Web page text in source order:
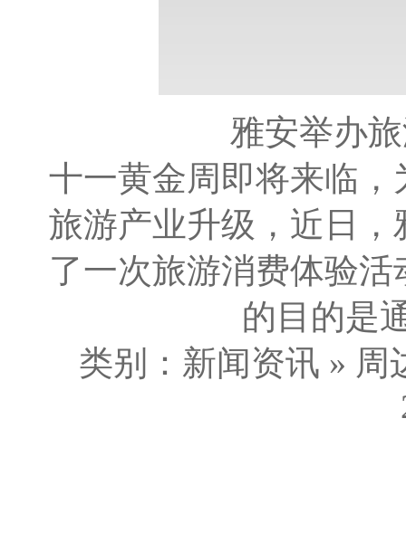
雅安举办
十一黄金周即将来临
旅游产业升级，近日
了一次旅游消费体验
的目的是
类别：新闻资讯 »